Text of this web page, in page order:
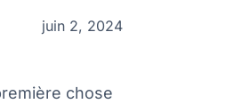
juin 2, 2024
chose